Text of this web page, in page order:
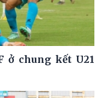
ở chung kết U21